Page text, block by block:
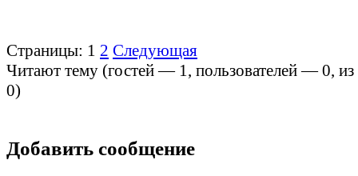
Страницы: 1 2 Следующая
Читают тему (гостей — 1, пользователей —0,
0)
Добавить сообщение